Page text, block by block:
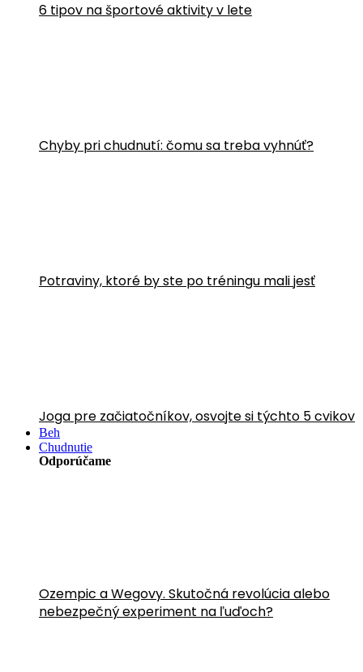
6 tipov na športové aktivity v lete
Chyby pri chudnutí: čomu sa treba vyhnúť?
Potraviny, ktoré by ste po tréningu mali jesť
Joga pre začiatočníkov, osvojte si týchto 5 cvikov
Beh
Chudnutie
Odporúčame
Ozempic a Wegovy. Skutočná revolúcia alebo
nebezpečný experiment na ľuďoch?